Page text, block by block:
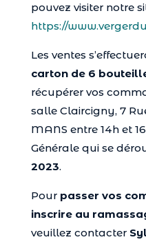
pouvez visiter notre
https://
Les ventes
carton de 6
récupérer vos
salle Claircigny, 7
MANS entre 14h et
Générale qui se
2023.
Pour passer vos
inscrire au
veuillez contacter